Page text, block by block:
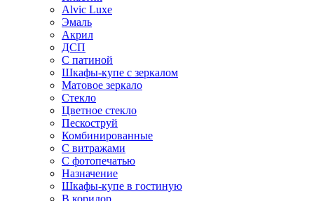
Alvic Luxe
Эмаль
Акрил
ДСП
С патиной
Шкафы-купе с зеркалом
Матовое зеркало
Стекло
Цветное стекло
Пескоструй
Комбинированные
С витражами
С фотопечатью
Назначение
Шкафы-купе в гостиную
В коридор